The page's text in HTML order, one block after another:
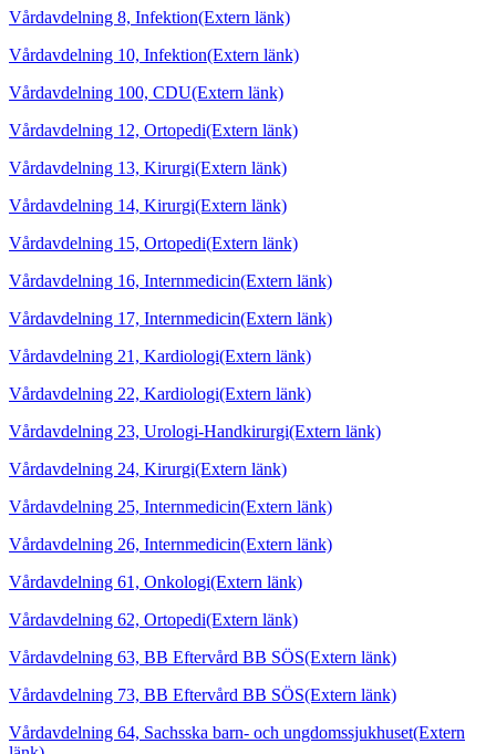
Vårdavdelning 8, Infektion(Extern länk)
Vårdavdelning 10, Infektion(Extern länk)
Vårdavdelning 100, CDU(Extern länk)
Vårdavdelning 12, Ortopedi(Extern länk)
Vårdavdelning 13, Kirurgi(Extern länk)
Vårdavdelning 14, Kirurgi(Extern länk)
Vårdavdelning 15, Ortopedi(Extern länk)
Vårdavdelning 16, Internmedicin(Extern länk)
Vårdavdelning 17, Internmedicin(Extern länk)
Vårdavdelning 21, Kardiologi(Extern länk)
Vårdavdelning 22, Kardiologi(Extern länk)
Vårdavdelning 23, Urologi-Handkirurgi(Extern länk)
Vårdavdelning 24, Kirurgi(Extern länk)
Vårdavdelning 25, Internmedicin(Extern länk)
Vårdavdelning 26, Internmedicin(Extern länk)
Vårdavdelning 61, Onkologi(Extern länk)
Vårdavdelning 62, Ortopedi(Extern länk)
Vårdavdelning 63, BB Eftervård BB SÖS(Extern länk)
Vårdavdelning 73, BB Eftervård BB SÖS(Extern länk)
Vårdavdelning 64, Sachsska barn- och ungdomssjukhuset(Extern